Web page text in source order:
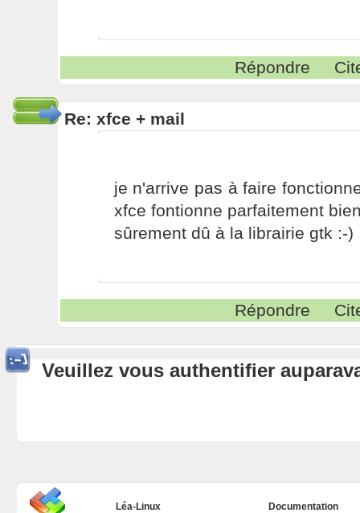
Répondre
Re: xfce + mail
je n'arrive pas à faire
xfce fontionne parfaitement
sûrement dû à la librairie gtk :-)
Répondre
Veuillez vous authentifier
Léa-Linux Documentation